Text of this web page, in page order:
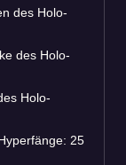
des Holo-
des Holo-
Holo-
25